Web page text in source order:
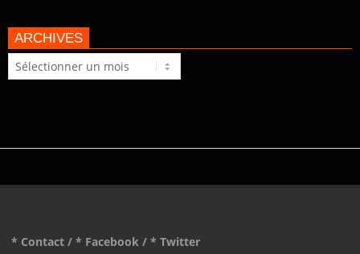
ARCHIVES
Archives
* Contact / * Facebook / * Twitter